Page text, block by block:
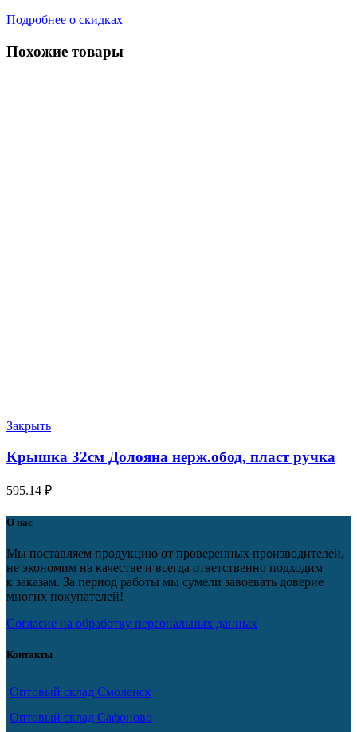
Подробнее о скидках
Похожие товары
Закрыть
Крышка 32см Долояна нерж.обод, пласт ручка
595.14 ₽
О нас
Мы поставляем продукцию от проверенных производителей,
не экономим на качестве и всегда ответственно подходим
к заказам. За период работы мы сумели завоевать доверие
многих покупателей!
Согласие на обработку персональных данных
Контакты
Оптовый склад Смоленск
Оптовый склад Сафоново